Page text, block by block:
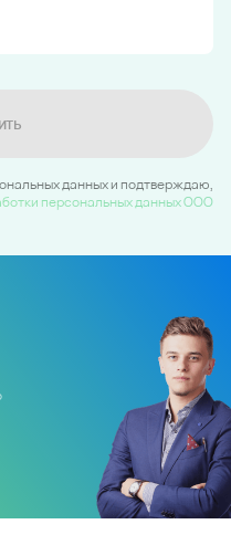
данных и подтверждаю,
персональных данных ООО